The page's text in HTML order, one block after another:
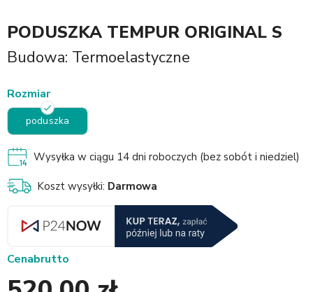
PODUSZKA TEMPUR ORIGINAL S
Budowa: Termoelastyczne
Rozmiar
poduszka
Wysyłka w ciągu 14 dni roboczych (bez sobót i niedziel)
Koszt wysyłki: Darmowa
Cenabrutto